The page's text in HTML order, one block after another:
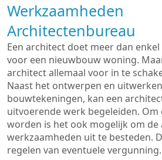
Werkzaamheden
Architectenbureau
Een architect doet meer dan
voor een nieuwbouw woning.
architect allemaal voor in te
Naast het ontwerpen en
bouwtekeningen, kan een
uitvoerende werk begeleiden.
worden is het ook mogelijk om
werkzaamheden uit te besteden.
regelen van eventuele vergunning.